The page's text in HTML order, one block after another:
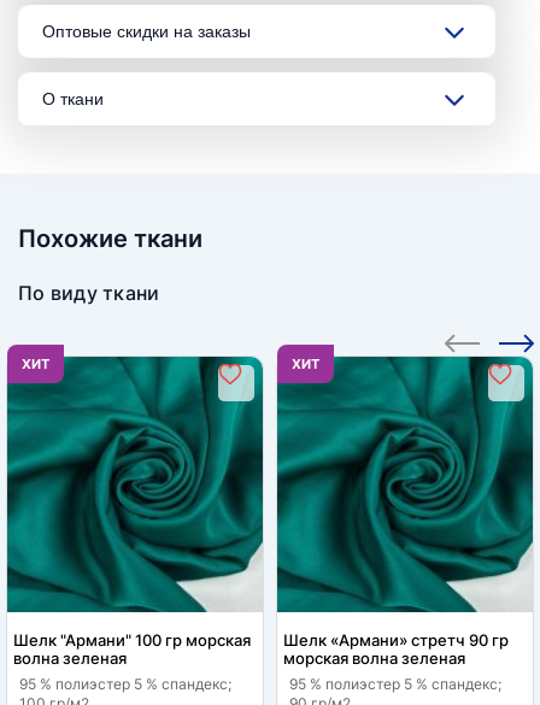
Оптовые скидки на заказы
О ткани
Похожие ткани
По виду ткани
ХИТ
Шелк "Армани" 100 гр морская
волна зеленая
95 % полиэстер 5 % спандекс;
ХИТ
Шелк «Армани» стретч 90 гр
морская волна зеленая
95 % полиэстер 5 % спандекс;